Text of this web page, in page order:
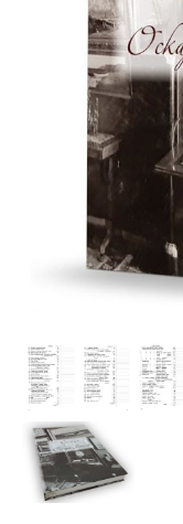
#запідтримкиУКФ